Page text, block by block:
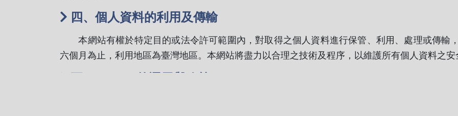
四、個人資料的利用及傳輸
本網站有權於特定目的或法令許可範圍內，對取得之個人資料進行保管、利用、處理或傳輸
六個月為止，利用地區為臺灣地區。本網站將盡力以合理之技術及程序，以維護所有個人資料之安